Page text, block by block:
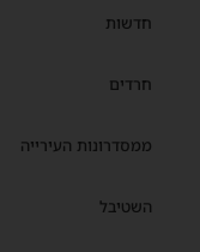
חדשות
חרדים
ממסדרונות העירייה
השטיבל